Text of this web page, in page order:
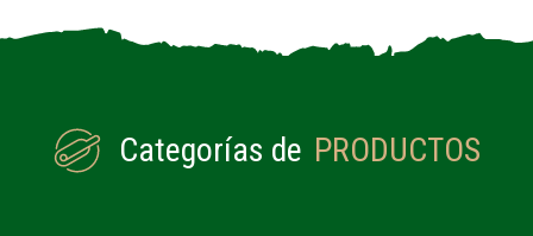
Categorías de PRODUCTOS